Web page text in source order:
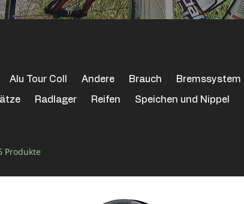
sowie Wartung & Reparatur
Alu Tour Coll Andere Brauch Bremssystem
Radlager Reifen Speichen und Nippel
Produkte